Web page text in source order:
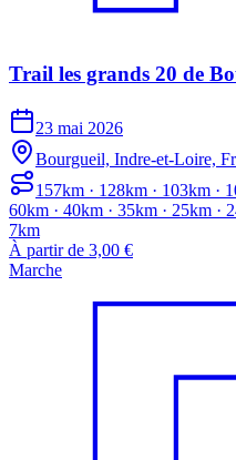
Trail les grands 20 de
23 mai 2026
Bourgueil, Indre-et-Loire,
157km · 128km · 103km ·
60km · 40km · 35km · 25km ·
7km
À partir de 3,00 €
Marche